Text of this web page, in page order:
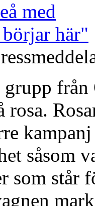
grupp
rosa.
såsom
som står